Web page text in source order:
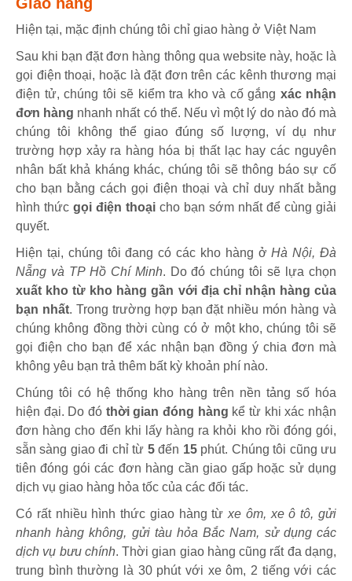
Hiện tại, mặc định chúng tôi chỉ giao hàng ở Việt Nam
Sau khi bạn đặt đơn hàng thông qua website này, hoặc là
gọi điện thoại, hoặc là đặt đơn trên các kênh thương mại
điện tử, chúng tôi sẽ kiểm tra kho và cố gắng xác nhận
đơn hàng nhanh nhất có thể. Nếu vì một lý do nào đó mà
chúng tôi không thể giao đúng số lượng, ví dụ như
trường hợp xảy ra hàng hóa bị thất lạc hay các nguyên
nhân bất khả kháng khác, chúng tôi sẽ thông báo sự cố
cho bạn bằng cách gọi điện thoại và chỉ duy nhất bằng
hình thức gọi điện thoại cho bạn sớm nhất để cùng giải
quyết.
Hiện tại, chúng tôi đang có các kho hàng ởHà Nội, Đà
Nẵng và TP Hồ Chí Minh. Do đó chúng tôi sẽ lựa chọn
xuất kho từ kho hàng gần với địa chỉ nhận hàng của
bạn nhất. Trong trường hợp bạn đặt nhiều món hàng và
chúng không đồng thời cùng có ở một kho, chúng tôi sẽ
gọi điện cho bạn để xác nhận bạn đồng ý chia đơn mà
không yêu bạn trả thêm bất kỳ khoản phí nào.
Chúng tôi có hệ thống kho hàng trên nền tảng số hóa
hiện đại. Do đó thời gian đóng hàng kể từ khi xác nhận
đơn hàng cho đến khi lấy hàng ra khỏi kho rồi đóng gói,
sẵn sàng giao đi chỉ từ 5đến 15 phút. Chúng tôi cũng ưu
tiên đóng gói các đơn hàng cần giao gấp hoặc sử dụng
dịch vụ giao hàng hỏa tốc của các đối tác.
Có rất nhiều hình thức giao hàng từxe ôm, xe ô tô, gửi
nhanh hàng không, gửi tàu hỏa Bắc Nam, sử dụng các
dịch vụ bưu chính. Thời gian giao hàng cũng rất đa dạng,
trung bình thường là 30 phút với xe ôm, 2 tiếng với các